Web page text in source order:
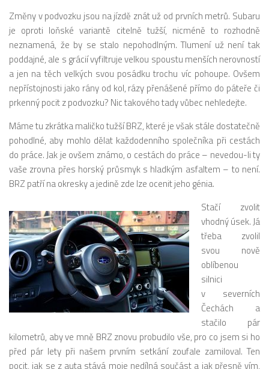
Změny v podvozku jsou na jízdě znát už od prvních metrů. Subaru
je oproti loňské variantě citelně tužší, nicméně to rozhodně
neznamená, že by se stalo nepohodlným. Tlumení už není tak
poddajné, ale s grácií vyfiltruje velkou spoustu menších nerovností
a jen na těch velkých svou posádku trochu víc pohoupe. Ovšem
nepřístojnosti jako rány od kol, rázy přenášené přímo do páteře či
prkenný pocit z podvozku? Nic takového tady vůbec nehledejte.
Máme tu zkrátka maličko tužší BRZ, které je však stále dostatečně
pohodlné, aby mohlo dělat každodenního společníka při cestách
do práce. Jak je ovšem známo, o cestách do práce – nevedou-li ty
vaše zrovna přes horský průsmyk s hladkým asfaltem – to není.
BRZ patří na okresky a jedině zde lze ocenit jeho génia.
Stačí zvolit
vhodný úsek. Já
třeba zvolil
svou nově
oblíbenou
silnici
v severních
Čechách a
stačilo pár
kilometrů, aby ve mně BRZ znovu probudilo vše, pro co jsem si ho
před pár lety při našem prvním setkání zoufale zamiloval. Ten
pocit, jak se z auta stává moje nedílná součást a jak přesně vím,